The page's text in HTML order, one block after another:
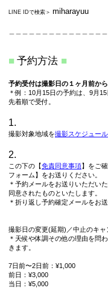
LINE IDで検索＞ miharayuu
■ 予約方法 ■
予約受付は撮影日の１ヶ月前から
＊例：10月15日の予約は、9月
先着順で受付。
1.
撮影対象地域を撮影スケジュール
2.
この下の【免責同意事項】をご
フォーム】をお送りください。​
＊予約メールをお送りいただい
同意されたものといたします。
＊折り返し予約確定メールをお送
撮影日の変更(延期)／中止のキャ
＊天候や体調その他の理由を問
きます。
7日前〜2日前：¥1,000
前日：¥3,000
当日：¥5,000